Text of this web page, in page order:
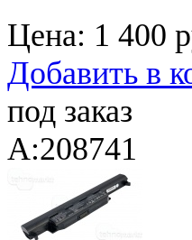
Цена: 1 400
Добавить в
под заказ
A:208741